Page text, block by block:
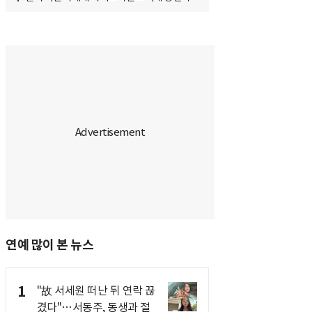
연예 많이 본 뉴스
1
"故 서세원 떠난 뒤 연락 끊
겼다"…서동주, 동생과 절